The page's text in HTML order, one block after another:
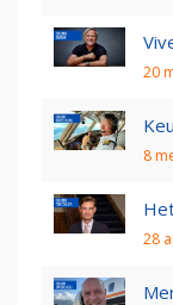
20
8
28